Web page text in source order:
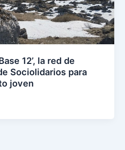
12’, la red de
Sociolidarios para
joven